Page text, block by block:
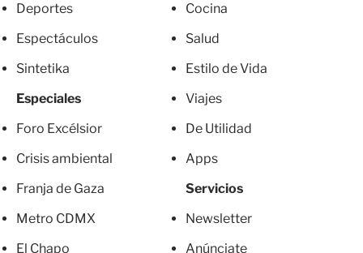
Deportes
Espectáculos
Sintetika
Especiales
Foro Excélsior
Crisis ambiental
Franja de Gaza
Metro CDMX
El Chapo
Cocina
Salud
Estilo de Vida
Viajes
De Utilidad
Apps
Servicios
Newsletter
Anúnciate